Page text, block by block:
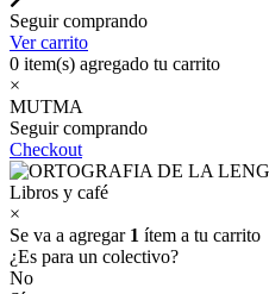
Seguir comprando
Ver carrito
0 item(s) agregado tu carrito
×
MUTMA
Seguir comprando
Checkout
×
Se va a agregar 1 ítem a tu carrito
¿Es para un colectivo?
No